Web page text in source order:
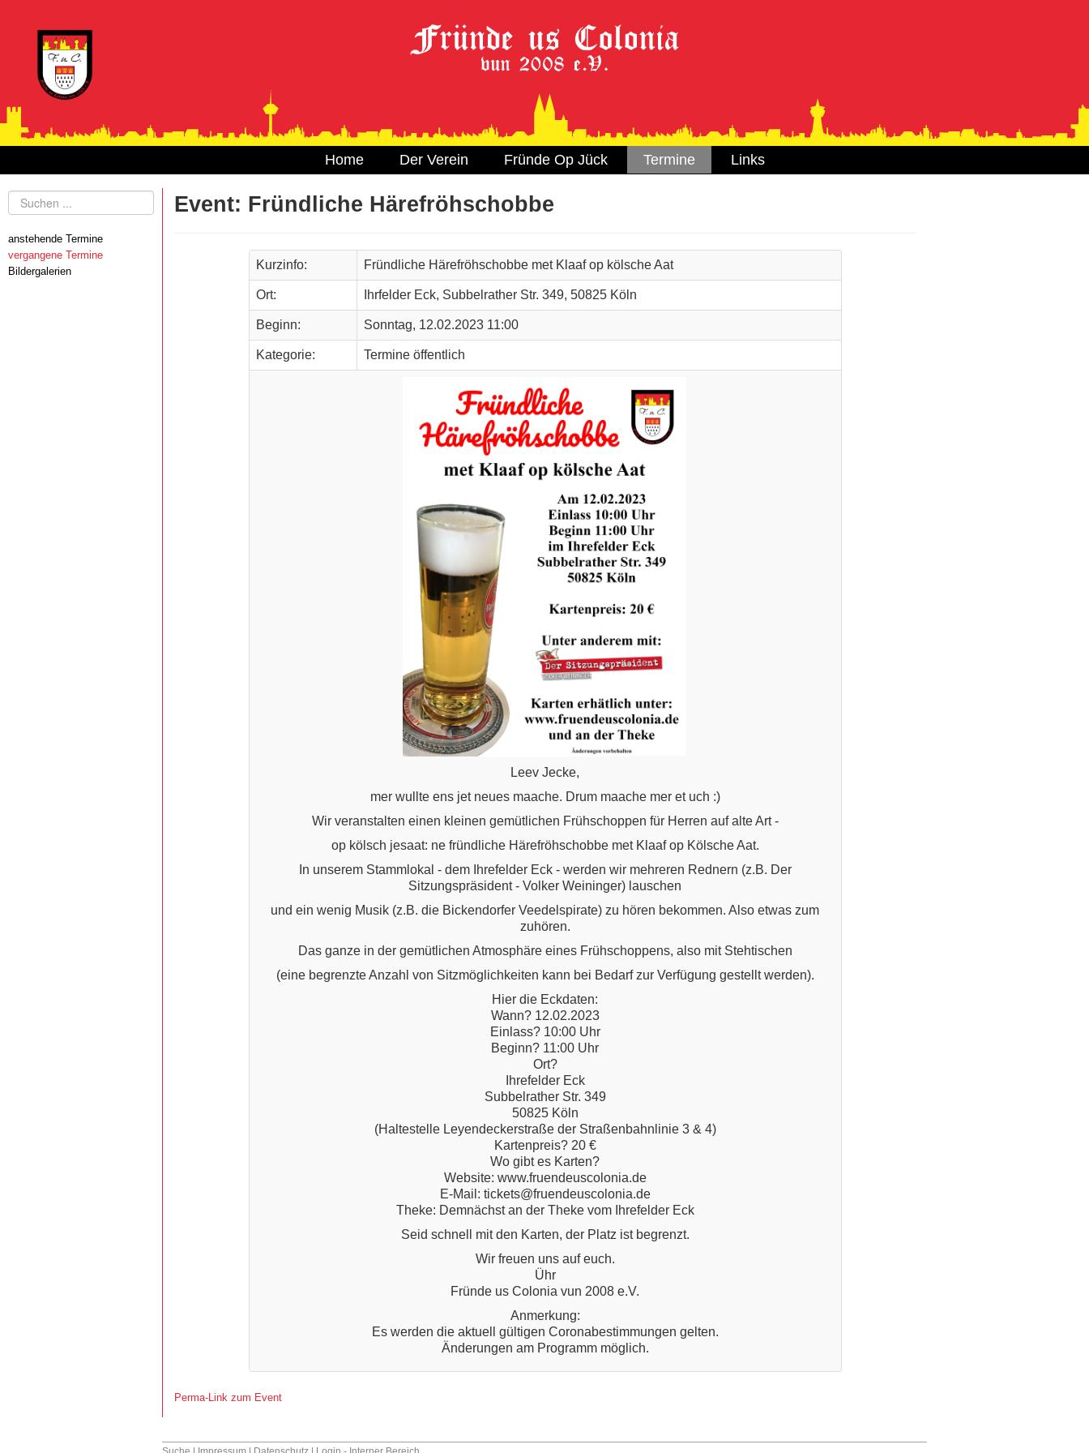
Home Der Verein Fründe Op Jück Termine Links
Suchen
...
anstehende Termine
vergangene Termine
Bildergalerien
Event: Fründliche Härefröhschobbe
Kurzinfo: Fründliche Härefröhschobbe met Klaaf op kölsche Aat
Ort: Ihrfelder Eck, Subbelrather Str. 349, 50825 Köln
Beginn: Sonntag, 12.02.2023 11:00
Kategorie: Termine öffentlich
Leev Jecke,
mer wullte ens jet neues maache. Drum maache mer et uch :)
Wir veranstalten einen kleinen gemütlichen Frühschoppen für Herren auf alte Art -
op kölsch jesaat: ne fründliche Härefröhschobbe met Klaaf op Kölsche Aat.
In unserem Stammlokal - dem Ihrefelder Eck - werden wir mehreren Rednern (z.B. Der
Sitzungspräsident - Volker Weininger) lauschen
und ein wenig Musik (z.B. die Bickendorfer Veedelspirate) zu hören bekommen. Also etwas zum
zuhören.
Das ganze in der gemütlichen Atmosphäre eines Frühschoppens, also mit Stehtischen
(eine begrenzte Anzahl von Sitzmöglichkeiten kann bei Bedarf zur Verfügung gestellt werden).
Hier die Eckdaten:
Wann? 12.02.2023
Einlass? 10:00 Uhr
Beginn? 11:00 Uhr
Ort?
Ihrefelder Eck
Subbelrather Str. 349
50825 Köln
(Haltestelle Leyendeckerstraße der Straßenbahnlinie 3 & 4)
Kartenpreis? 20 €
Wo gibt es Karten?
Website: www.fruendeuscolonia.de
E-Mail: tickets@fruendeuscolonia.de
Theke: Demnächst an der Theke vom Ihrefelder Eck
Seid schnell mit den Karten, der Platz ist begrenzt.
Wir freuen uns auf euch.
Ühr
Fründe us Colonia vun 2008 e.V.
Anmerkung:
Es werden die aktuell gültigen Coronabestimmungen gelten.
Änderungen am Programm möglich.
Perma-Link zum Event